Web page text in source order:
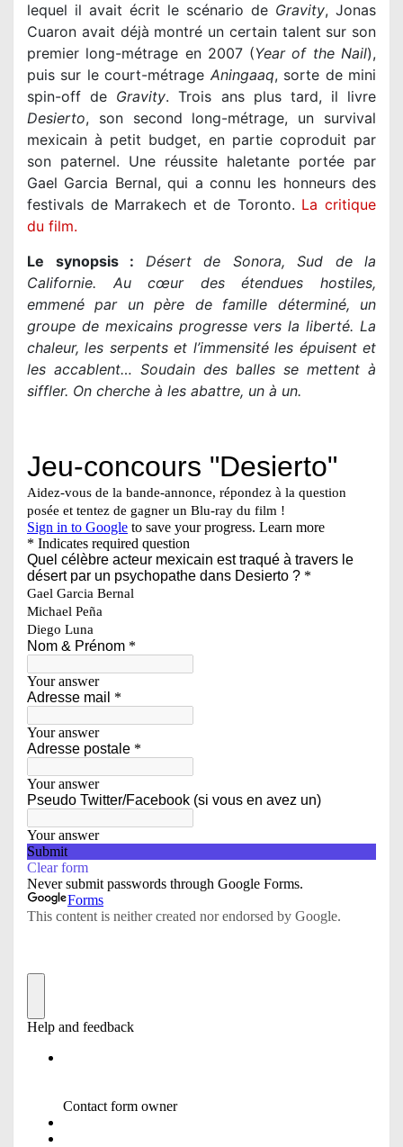
lequel il avait écrit le scénario de Gravity, Jonas
Cuaron avait déjà montré un certain talent sur son
premier long-métrage en 2007 (Year of the Nail),
puis sur le court-métrage Aningaaq, sorte de mini
spin-off de Gravity. Trois ans plus tard, il livre
Desierto, son second long-métrage, un survival
mexicain à petit budget, en partie coproduit par
son paternel. Une réussite haletante portée par
Gael Garcia Bernal, qui a connu les honneurs des
festivals de Marrakech et de Toronto. La critique
du film.
Le synopsis : Désert de Sonora, Sud de la
Californie. Au cœur des étendues hostiles,
emmené par un père de famille déterminé, un
groupe de mexicains progresse vers la liberté. La
chaleur, les serpents et l’immensité les épuisent et
les accablent… Soudain des balles se mettent à
siffler. On cherche à les abattre, un à un.